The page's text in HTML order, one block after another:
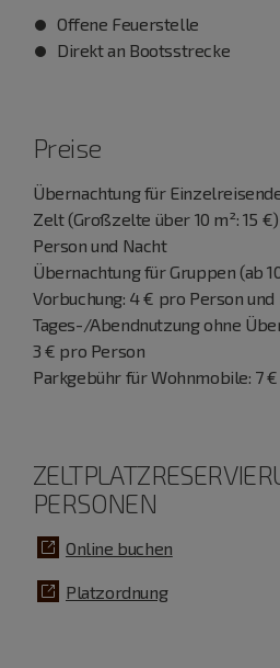
Offene Feuerstelle
Direkt an Bootsstrecke
Preise
Übernachtung für
Zelt (Großzelte über 10 m²: 15
Person und Nacht
Übernachtung für Gruppen (ab
Vorbuchung: 4 € pro Person und
Tages-/Abendnutzung ohne
3 € pro Person
Parkgebühr für Wohnmobile: 7 €
PERSONEN
Online buchen
Platzordnung